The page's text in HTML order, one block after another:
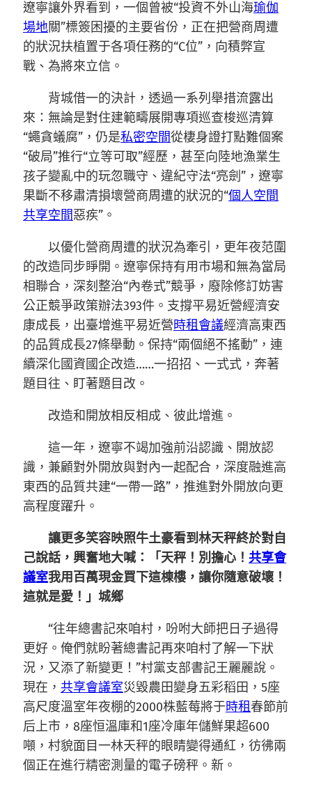
遼寧讓外界看到，一個曾被“投資不外山海瑜伽
場地關”標簽困擾的主要省份，正在把營商周遭
的狀況扶植置于各項任務的“C位”，向積弊宣
戰、為將來立信。
背城借一的決計，透過一系列舉措流露出
來：無論是對住建範疇展開專項巡查梭巡清算
“蠅貪蟻腐”，仍是私密空間從棲身證打點難個案
“破局”推行“立等可取”經歷，甚至向陸地漁業生
孩子變亂中的玩忽職守、違紀守法“亮劍”，遼寧
果斷不移肅清損壞營商周遭的狀況的“個人空間
共享空間惡疾”。
以優化營商周遭的狀況為牽引，更年夜范圍
的改造同步睜開。遼寧保持有用市場和無為當局
相聯合，深刻整治“內卷式”競爭，廢除修訂妨害
公正競爭政策辦法393件。支撐平易近營經濟安
康成長，出臺增進平易近營時租會議經濟高東西
的品質成長27條舉動。保持“兩個絕不搖動”，連
續深化國資國企改造……一招招、一式式，奔著
題目往、盯著題目改。
改造和開放相反相成、彼此增進。
這一年，遼寧不竭加強前沿認識、開放認
識，兼顧對外開放與對內一起配合，深度融進高
東西的品質共建“一帶一路”，推進對外開放向更
高程度躍升。
讓更多笑容映照牛土豪看到林天秤終於對自
己說話，興奮地大喊：「天秤！別擔心！ 共享會
議室我用百萬現金買下這棟樓，讓你隨意破壞！
這就是愛！」城鄉
“往年總書記來咱村，吩咐大師把日子過得
更好。俺們就盼著總書記再來咱村了解一下狀
況，又添了新變更！”村黨支部書記王麗麗說。
現在， 共享會議室災毀農田變身五彩稻田，5座
高尺度溫室年夜棚的2000株藍莓將于時租春節前
后上市，8座恒溫庫和1座冷庫年儲鮮果超600
噸，村貌面目一林天秤的眼睛變得通紅，彷彿兩
個正在進行精密測量的電子磅秤。新。